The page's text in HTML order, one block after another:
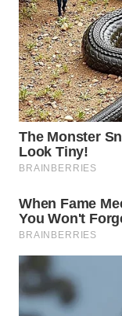
BOGOR
WN
DEPOK
WN
TAPANULI
UTARA
SAMOSIR
WN
PADANG
LAWAS